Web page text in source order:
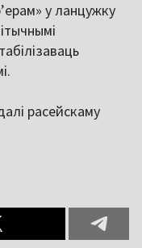
у ланцужку
расейскаму